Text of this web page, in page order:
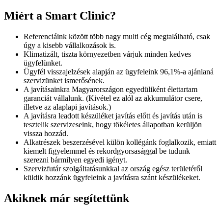
Miért a Smart Clinic?
Referenciáink között több nagy multi cég megtalálható, csak
úgy a kisebb vállalkozások is.
Klimatizált, tiszta környezetben várjuk minden kedves
ügyfelünket.
Ügyfél visszajelzések alapján az ügyfeleink 96,1%-a ajánlaná
szervizünket ismerősének.
A javításainkra Magyarországon egyedüliként élettartam
garanciát vállalunk. (Kivétel ez alól az akkumulátor csere,
illetve az alaplapi javítások.)
A javításra leadott készüléket javítás előtt és javítás után is
tesztelik szervizeseink, hogy tökéletes állapotban kerüljön
vissza hozzád.
Alkatrészek beszerzésével külön kollégánk foglalkozik, emiatt
kiemelt figyelemmel és rekordgyorsasággal be tudunk
szerezni bármilyen egyedi igényt.
Szervizfutár szolgáltatásunkkal az ország egész területéről
küldik hozzánk ügyfeleink a javításra szánt készülékeket.
Akiknek már segítettünk